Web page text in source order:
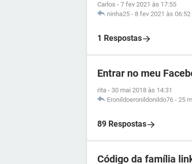
Carlos - 7 fev 2021 às 17:55
ninha25 - 8 fev 2021 às 06:52
1 Respostas
Entrar no meu
rita - 30 mai 2018 às 14:31
Eronildoeronildonildo76 - 25
89 Respostas
Código da família